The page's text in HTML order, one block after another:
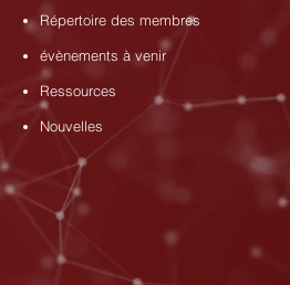
Répertoire des membres
évènements à venir
Ressources
Nouvelles